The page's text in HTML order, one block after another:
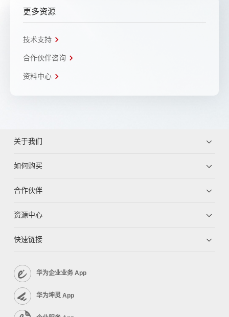
更多资源
技术支持
合作伙伴咨询
资料中心
关于我们
如何购买
合作伙伴
资源中心
快速链接
华为企业业务 App
华为坤灵 App